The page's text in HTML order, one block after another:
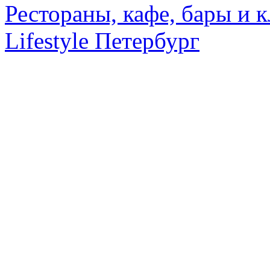
Рестораны, кафе, бары и
Lifestyle Петербург